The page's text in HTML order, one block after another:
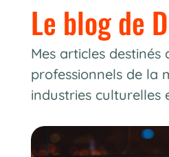
Le blog de
Mes articles destinés
professionnels de la
industries culturelles